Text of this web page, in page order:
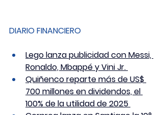
DIARIO FINANCIERO
Lego lanza publicidad con Messi,
Ronaldo, Mbappé y Vini Jr.
Quiñenco reparte más de US$
700 millones en dividendos, el
100% de la utilidad de 2025